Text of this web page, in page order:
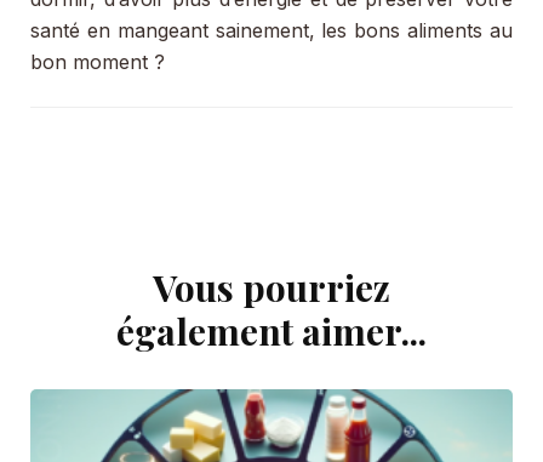
santé en mangeant sainement, les bons aliments au
bon moment ?
Vous pourriez
également aimer...